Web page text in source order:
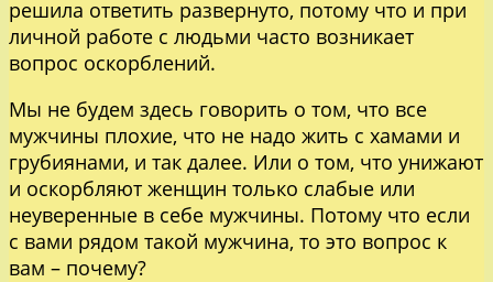
решила ответить развернуто, потому что и при
личной работе с людьми часто возникает
вопрос оскорблений.
Мы не будем здесь говорить о том, что все
мужчины плохие, что не надо жить с хамами и
грубиянами, и так далее. Или о том, что унижают
и оскорбляют женщин только слабые или
неуверенные в себе мужчины. Потому что если
с вами рядом такой мужчина, то это вопрос к
вам – почему?